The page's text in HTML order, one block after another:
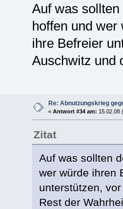
Auf was
hoffen und wer
ihre Befreier
Auschwitz und
Re: Abnutzungskrieg
« Antwort #34 am: 15.02.08
Zitat
Auf was sollten
wer würde ihren
unterstützen,
Rest der